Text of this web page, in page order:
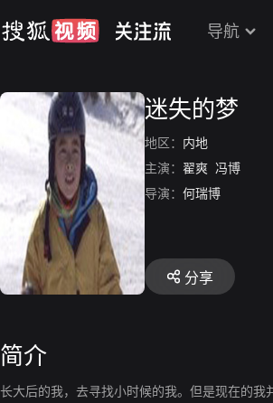
导航
迷失的梦
地区： 内地
主演： 翟爽 冯博
导演： 何瑞博
分享
简介
长大后的我，去寻找小时候的我。但是现在的我